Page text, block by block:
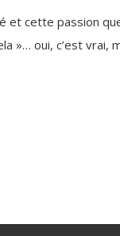
et cette passion
»… oui, c’est